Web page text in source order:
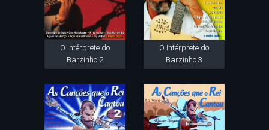
O Intérprete do
Barzinho 2
O Intérprete do
Barzinho 3